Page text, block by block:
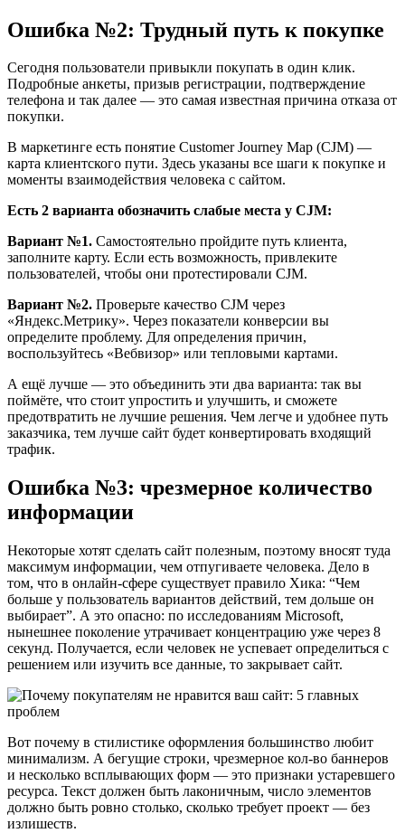
Ошибка №2: Трудный путь к покупке
Сегодня пользователи привыкли покупать в один клик.
Подробные анкеты, призыв регистрации, подтверждение
телефона и так далее — это самая известная причина отказа от
покупки.
В маркетинге есть понятие Customer Journey Map (CJM) —
карта клиентского пути. Здесь указаны все шаги к покупке и
моменты взаимодействия человека с сайтом.
Есть 2 варианта обозначить слабые места у CJM:
Вариант №1. Самостоятельно пройдите путь клиента,
заполните карту. Если есть возможность, привлеките
пользователей, чтобы они протестировали CJM.
Вариант №2. Проверьте качество CJM через
«Яндекс.Метрику». Через показатели конверсии вы
определите проблему. Для определения причин,
воспользуйтесь «Вебвизор» или тепловыми картами.
А ещё лучше — это объединить эти два варианта: так вы
поймёте, что стоит упростить и улучшить, и сможете
предотвратить не лучшие решения. Чем легче и удобнее путь
заказчика, тем лучше сайт будет конвертировать входящий
трафик.
Ошибка №3: чрезмерное количество
информации
Некоторые хотят сделать сайт полезным, поэтому вносят туда
максимум информации, чем отпугиваете человека. Дело в
том, что в онлайн-сфере существует правило Хика: “Чем
больше у пользователь вариантов действий, тем дольше он
выбирает”. А это опасно: по исследованиям Microsoft,
нынешнее поколение утрачивает концентрацию уже через 8
секунд. Получается, если человек не успевает определиться с
решением или изучить все данные, то закрывает сайт.
Вот почему в стилистике оформления большинство любит
минимализм. А бегущие строки, чрезмерное кол-во баннеров
и несколько всплывающих форм — это признаки устаревшего
ресурса. Текст должен быть лаконичным, число элементов
должно быть ровно столько, сколько требует проект — без
излишеств.